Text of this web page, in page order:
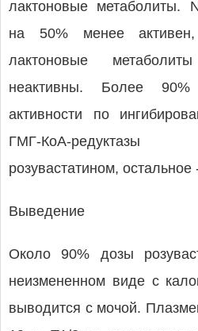
лактоновые метаболиты.
на 50% менее активен,
лактоновые
неактивны. Более 90%
активности по
ГМГ-КоА-редуктазы
розувастатином,
Выведение
Около 90% дозы
неизмененном виде с
выводится с мочой.